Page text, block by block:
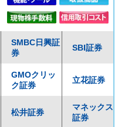
SMBC日興証
券
SBI証券
GMOクリッ
ク証券
立花証券
松井証券
マネックス
証券